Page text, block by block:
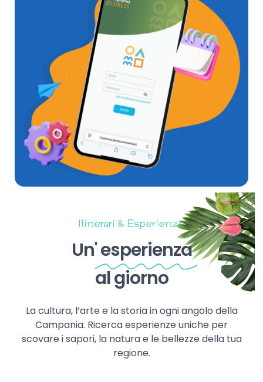
Itinerari & Esperienze
Un'esperienza
al giorno
La cultura, l’arte e la storia in ogni angolo della
Campania. Ricerca esperienze uniche per
scovare i sapori, la natura e le bellezze della tua
regione.